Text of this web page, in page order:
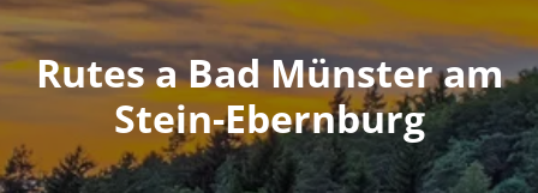
Rutes a Bad Münster am
Stein-Ebernburg